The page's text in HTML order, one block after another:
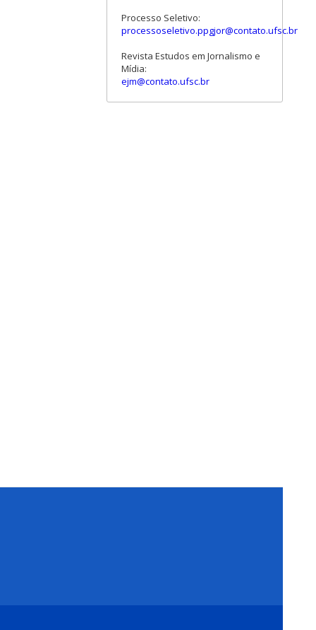
Processo Seletivo:
processoseletivo.ppgjor@contato.ufsc.br
Revista Estudos em Jornalismo e
Mídia:
ejm@contato.ufsc.br